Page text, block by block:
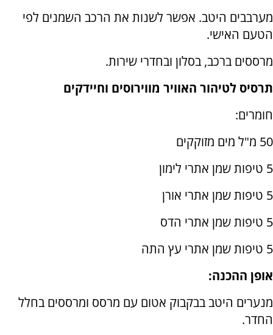
מערבבים היטב. אפשר לשנות את הרכב השמנים לפי
הטעם האישי.
מרססים ברכב, בסלון ובחדרי שירות.
תרסיס לטיהור האוויר מווירוסים וחיידקים
חומרים:
50 מ"ל מים מזוקקים
5 טיפות שמן אתרי לימון
5 טיפות שמן אתרי אורן
5 טיפות שמן אתרי הדס
5 טיפות שמן אתרי עץ התה
אופן ההכנה:
מנערים היטב בבקבוק אטום עם מרסס ומרססים בחלל
החדר.